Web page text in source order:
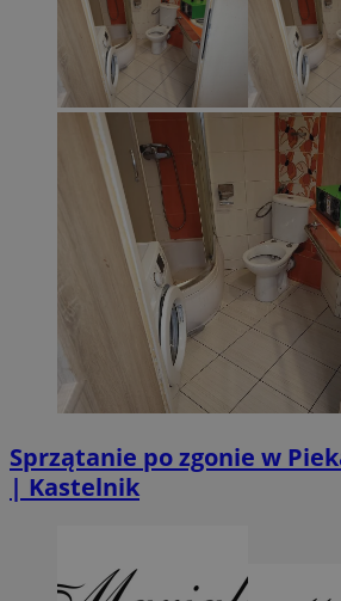
Sprzątanie po zgonie w
| Kastelnik